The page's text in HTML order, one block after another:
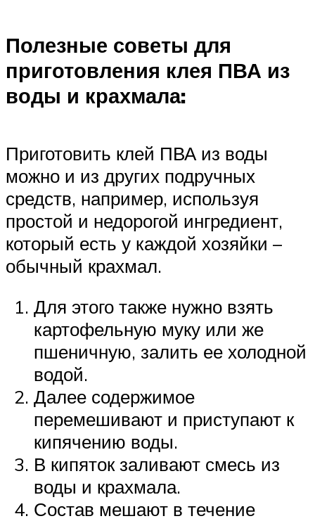
Полезные советы для
приготовления клея ПВА из
воды и крахмала:
Приготовить клей ПВА из воды
можно и из других подручных
средств, например, используя
простой и недорогой ингредиент,
который есть у каждой хозяйки –
обычный крахмал.
Для этого также нужно взять
картофельную муку или же
пшеничную, залить ее холодной
водой.
Далее содержимое
перемешивают и приступают к
кипячению воды.
В кипяток заливают смесь из
воды и крахмала.
Состав мешают в течение